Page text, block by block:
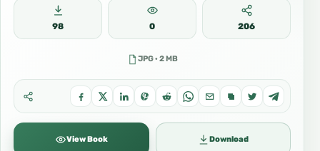
98 0 206
JPG · 2 MB
View Book Download